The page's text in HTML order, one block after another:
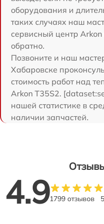
оборудования и
таких случаях наш
сервисный центр
обратно.
Позвоните и наш
Хабаровске
стоимость работ над
Arkon T35S2.
нашей статистике в
наличии запчастей.
4.91799 отзывов